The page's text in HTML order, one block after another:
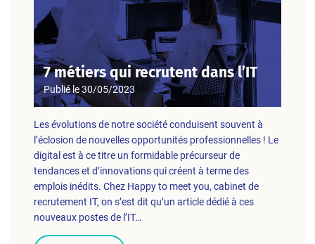
7 métiers qui recrutent dans l’IT
Publié le30/05/2023
Les évolutions de notre société conduisent souvent à
l’éclosion de nouvelles opportunités professionnelles ! Le
digital est à ce titre un formidable précurseur de
tendances et d’innovations qui créent à terme des
emplois inédits. Chez Happy to meet you, cabinet de
recrutement IT, on s’est dit qu’un article dédié à ces
nouveaux postes de l’IT…